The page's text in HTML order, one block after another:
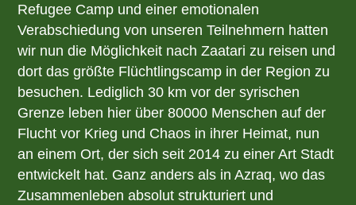
Refugee Camp und einer emotionalen
Verabschiedung von unseren Teilnehmern hatten
wir nun die Möglichkeit nach Zaatari zu reisen und
dort das größte Flüchtlingscamp in der Region zu
besuchen. Lediglich 30 km vor der syrischen
Grenze leben hier über 80000 Menschen auf der
Flucht vor Krieg und Chaos in ihrer Heimat, nun
an einem Ort, der sich seit 2014 zu einer Art Stadt
entwickelt hat. Ganz anders als in Azraq, wo das
Zusammenleben absolut strukturiert und